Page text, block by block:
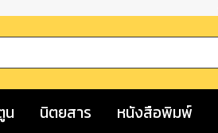
น นิตยสาร หนังสือพิมพ์